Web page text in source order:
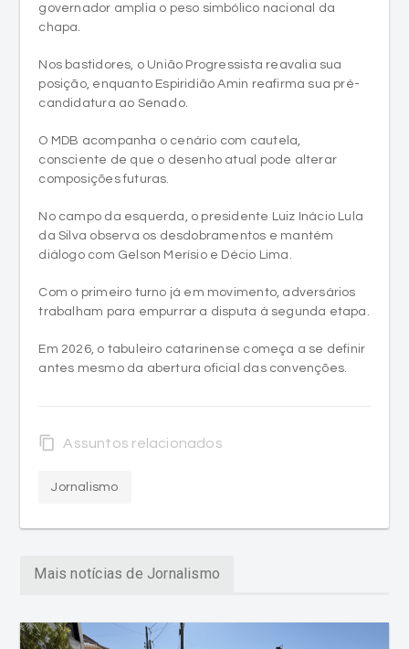
governador amplia o peso simbólico nacional da
chapa.
Nos bastidores, o União Progressista reavalia sua
posição, enquanto Espiridião Amin reafirma sua pré-
candidatura ao Senado.
O MDB acompanha o cenário com cautela,
consciente de que o desenho atual pode alterar
composições futuras.
No campo da esquerda, o presidente Luiz Inácio Lula
da Silva observa os desdobramentos e mantém
diálogo com Gelson Merísio e Décio Lima.
Com o primeiro turno já em movimento, adversários
trabalham para empurrar a disputa à segunda etapa.
Em 2026, o tabuleiro catarinense começa a se definir
antes mesmo da abertura oficial das convenções.
content_copy Assuntos relacionados
Jornalismo
Mais notícias de Jornalismo